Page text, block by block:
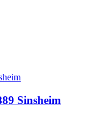
Sinsheim